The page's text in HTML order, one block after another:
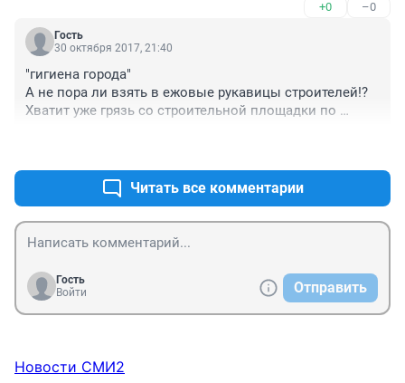
+0 –0
Гость
30 октября 2017, 21:40
"гигиена города"
А не пора ли взять в ежовые рукавицы строителей!?
Хватит уже грязь со строительной площадки по
Читать все комментарии
Гость
Войти
Отправить
Новости СМИ2